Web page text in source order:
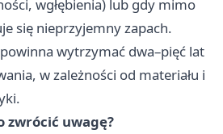
wgłębienia) lub gdy mimo
się nieprzyjemny zapach.
wytrzymać dwa–pięć lat
w zależności od materiału i
zwrócić uwagę?